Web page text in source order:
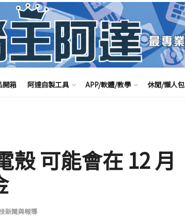
開箱 阿達自製工具 APP/軟體/教學 休閒/懶人包
殼 可能會在 12 月
新聞與報導